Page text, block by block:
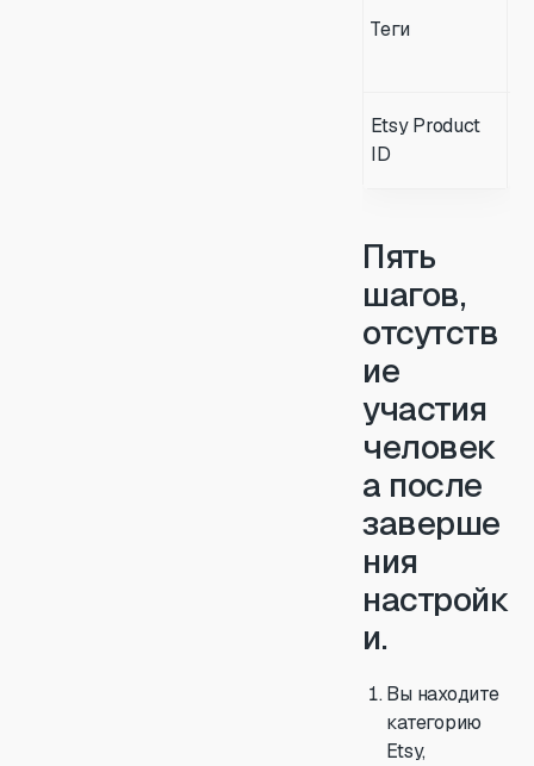
Теги
Etsy Product
ID
Пять
шагов,
отсутств
ие
участия
человек
а после
заверше
ния
настройк
и.
Вы находите
категорию
Etsy,